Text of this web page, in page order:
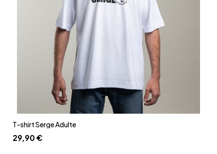
T-shirt Serge Adulte
29,90 €